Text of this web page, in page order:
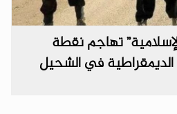
تهاجم نقطة
في الشحيل